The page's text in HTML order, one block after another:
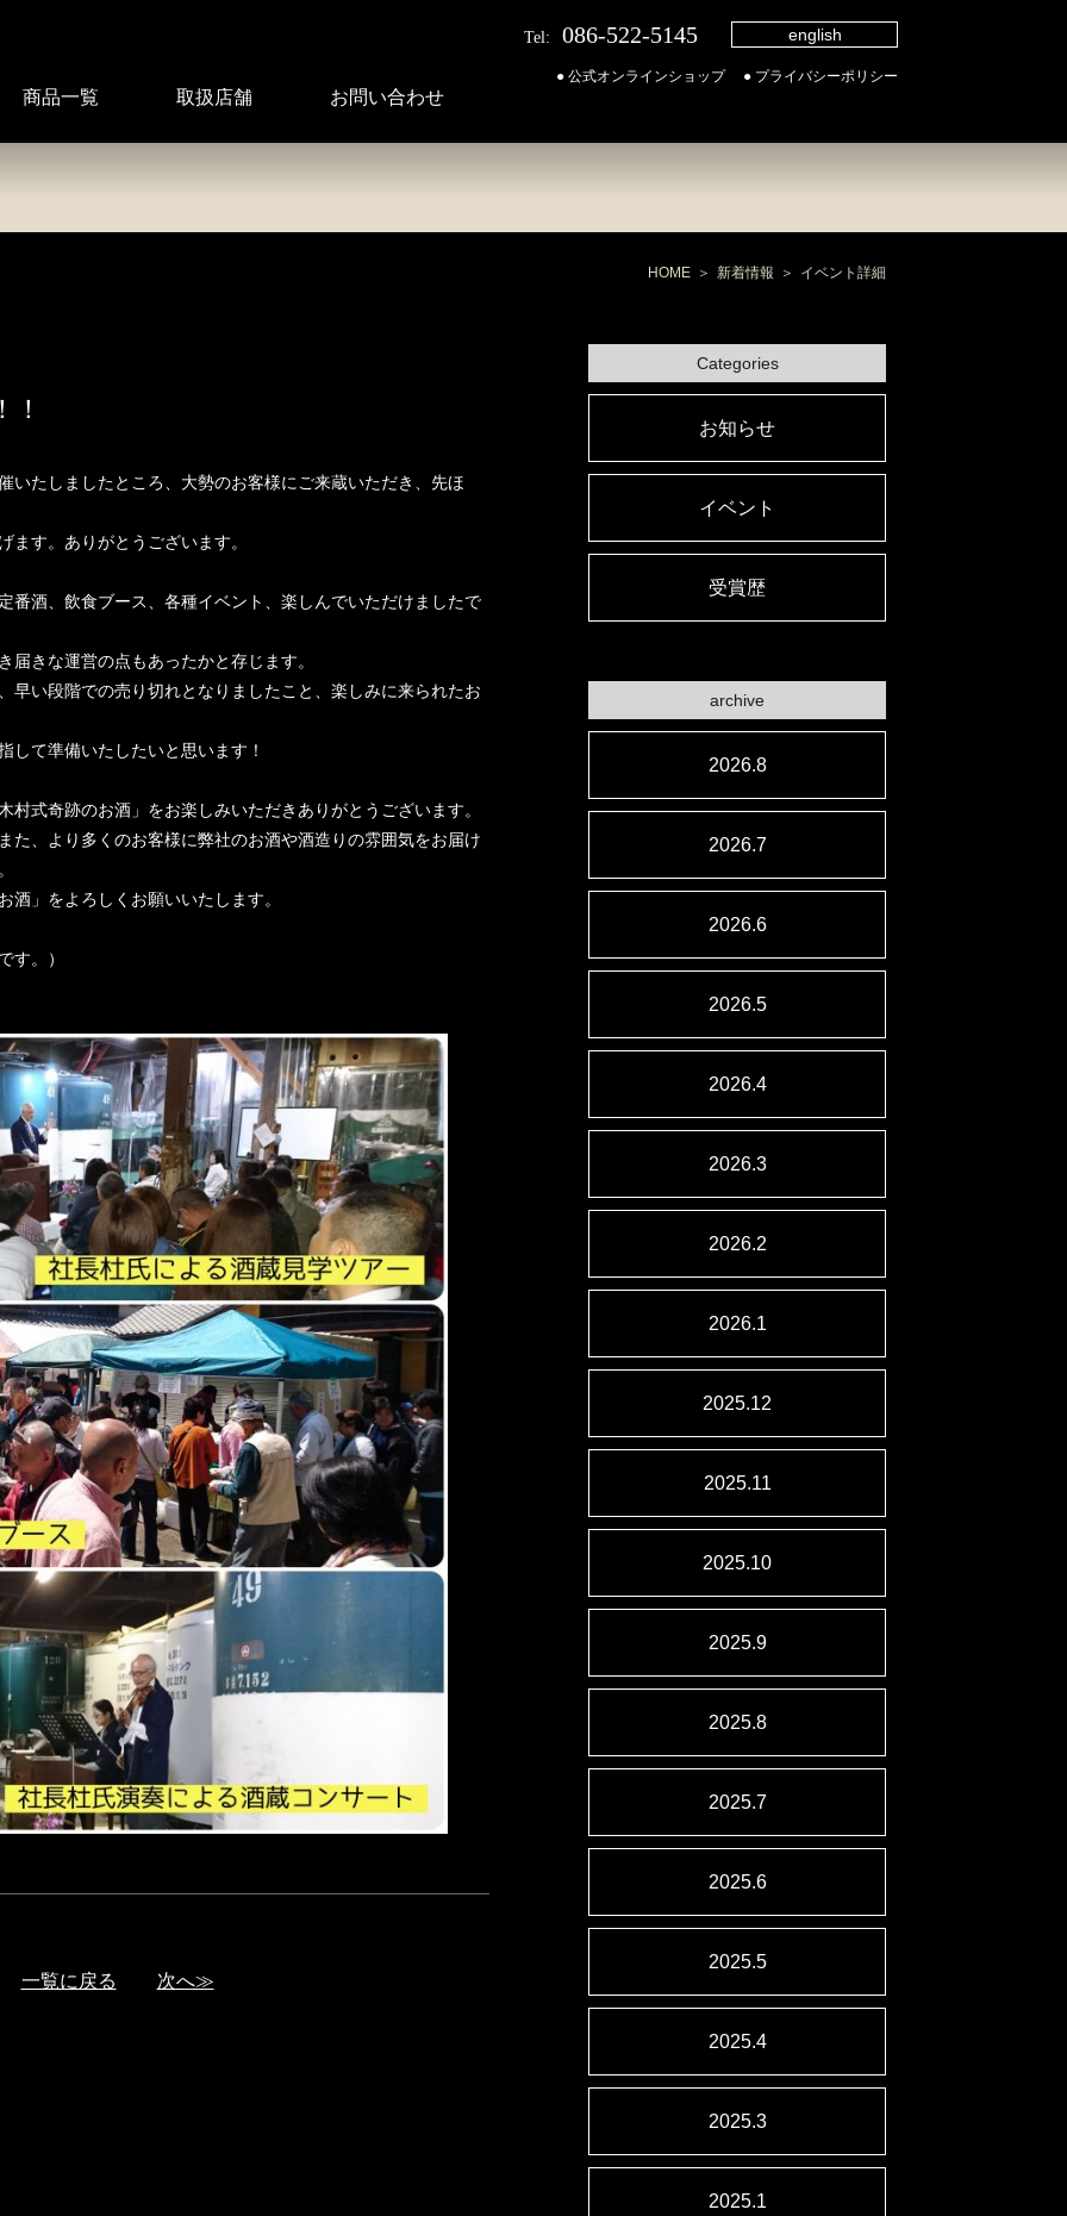
Tel: 086-522-5145 english
● 公式オンラインショップ ● プライバシーポリシー
商品一覧 取扱店舗 お問い合わせ
HOME 新着情報 イベント詳細
！
いたしま したところ、大勢のお客様にご来蔵いただき、先ほ
ます。あ りがとうございます。
番酒、飲食ブース、各種イベント、楽しんでいただけましたで
届きな運営の点もあったかと存じます。
早い段階での売り切れとなりましたこと、楽しみに来られたお
して準備いたしたいと思います！
村式奇跡のお酒」をお楽しみいただきありがとうございます。
た、より 多くのお客様に弊社のお酒や酒造りの雰囲気をお届け
酒」をよ ろしくお願いいたします。
す。）
一覧に戻る 次へ≫
Categories
お知らせ
イベント
受賞歴
archive
2026.8
2026.7
2026.6
2026.5
2026.4
2026.3
2026.2
2026.1
2025.12
2025.11
2025.10
2025.9
2025.8
2025.7
2025.6
2025.5
2025.4
2025.3
2025.1